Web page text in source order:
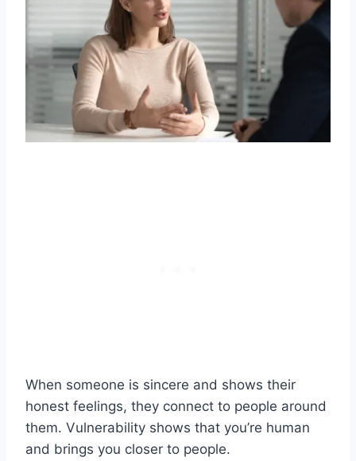
When someone is sincere and shows their
honest feelings, they connect to people around
them. Vulnerability shows that you’re human
and brings you closer to people.